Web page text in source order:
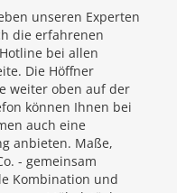
unseren Experten
die erfahrenen
bei allen
Die Höffner
weiter oben auf der
können Ihnen bei
auch eine
anbieten. Maße,
- gemeinsam
Kombination und